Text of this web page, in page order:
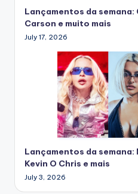
Lançamentos da semana:
Carson e muito mais
July 17, 2026
Lançamentos da semana:
Kevin O Chris e mais
July 3, 2026